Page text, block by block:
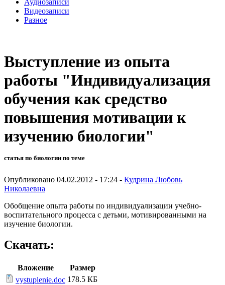
Видеозаписи
Разное
Выступление из опыта
работы "Индивидуализация
обучения как средство
повышения мотивации к
изучению биологии"
статья по биологии по теме
Опубликовано 04.02.2012 - 17:24 - Кудрина Любовь
Николаевна
Обобщение опыта работы по индивидуализации учебно-
воспитательного процесса с детьми, мотивированными на
изучение биологии.
Скачать:
Вложение
Размер
vystuplenie.doc 178.5 КБ